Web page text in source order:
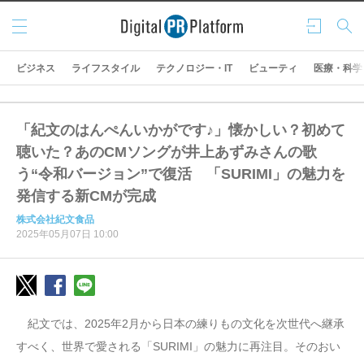
ログ
イン
検索
メニ
ュー
ビジネス ライフスタイル テクノロジー・IT ビューティ 医療・科学
「紀文のはんぺんいかがです♪」懐かしい？初めて
聴いた？あのCMソングが井上あずみさんの歌
う“令和バージョン”で復活 「SURIMI」の魅力を
発信する新CMが完成
株式会社紀文食品
2025年05月07日 10:00
紀文では、2025年2月から日本の練りもの文化を次世代へ継承
すべく、世界で愛される「SURIMI」の魅力に再注目。そのおい